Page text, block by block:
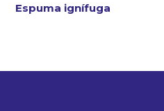
Espuma ignífuga